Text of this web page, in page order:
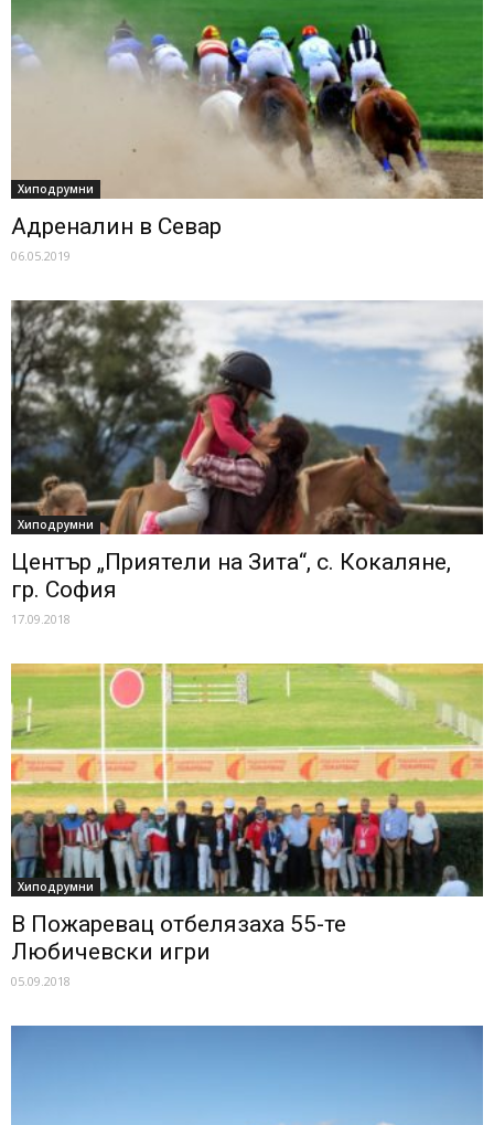
Хиподрумни
Адреналин в Севар
06.05.2019
Хиподрумни
Център „Приятели на Зита“, с. Кокаляне,
гр. София
17.09.2018
Хиподрумни
В Пожаревац отбелязаха 55-те
Любичевски игри
05.09.2018